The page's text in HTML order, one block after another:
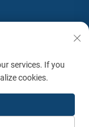
- Política de
services. If you
cookies.